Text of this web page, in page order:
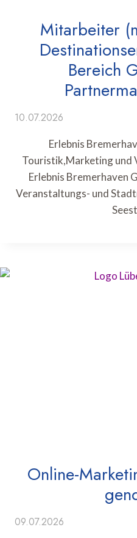
Mitarbeiter
Bereich
10.07.2026
Erlebnis
Touristik,Marketing und
Erlebnis Bremerhaven
Veranstaltungs- und
Online-
09.07.2026